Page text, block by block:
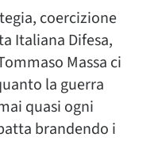
coercizione
Italiana Difesa,
Massa ci
la guerra
quasi ogni
brandendo i